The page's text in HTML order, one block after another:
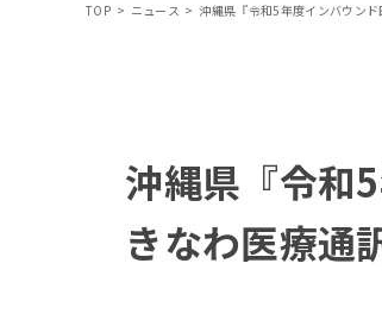
TOP> ニュース >沖縄県『令和5年度インバウン
沖縄県『令和
きなわ医療通